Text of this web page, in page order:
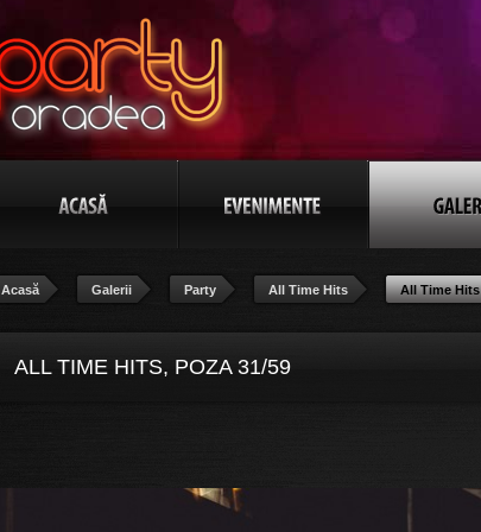
Acasă Galerii Party All Time Hits All Time Hits
ALL TIME HITS, POZA 31/59